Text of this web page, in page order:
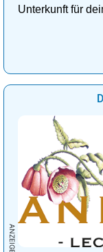
Unterkunft für